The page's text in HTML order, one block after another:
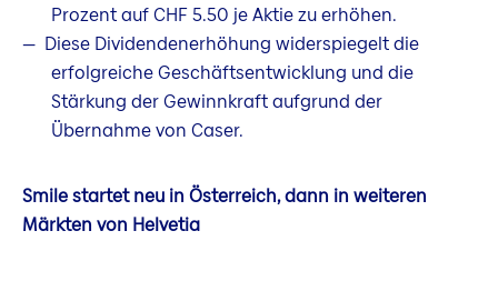
Prozent auf CHF 5.50 je Aktie zu erhöhen.
Diese Dividendenerhöhung widerspiegelt die
erfolgreiche Geschäftsentwicklung und die
Stärkung der Gewinnkraft aufgrund der
Übernahme von Caser.
Smile startet neu in Österreich, dann in weiteren
Märkten von Helvetia